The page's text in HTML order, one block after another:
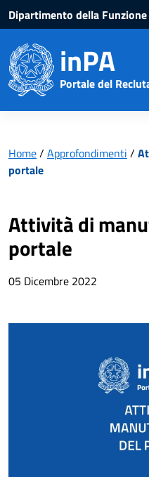
Salta
al
contenuto
Salta
al
pagina
Dipartimento della
inPA
Portale del
Home/ Approfondimenti /
portale
Attività di
portale
05 Dicembre 2022